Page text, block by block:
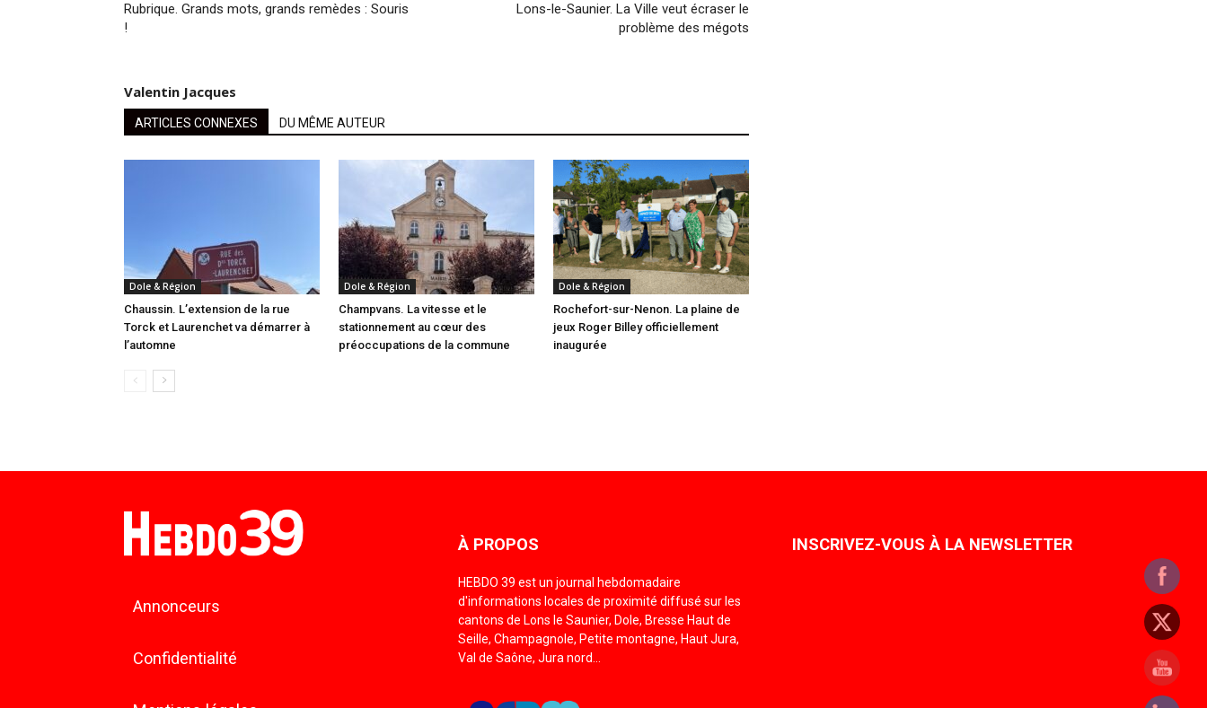
Rubrique. Grands mots, grands remèdes : Souris
!
Lons-le-Saunier. La Ville veut écraser le
problème des mégots
Valentin Jacques
ARTICLES CONNEXES DU MÊME AUTEUR
Dole & Région
Chaussin. L’extension de la rue
Torck et Laurenchet va démarrer à
l’automne
Dole & Région
Champvans. La vitesse et le
stationnement au cœur des
préoccupations de la commune
Dole & Région
Rochefort-sur-Nenon. La plaine de
jeux Roger Billey officiellement
inaugurée